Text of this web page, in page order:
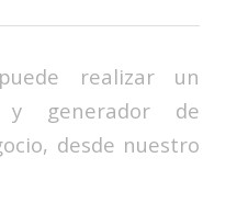
realizar un
y generador de
desde nuestro